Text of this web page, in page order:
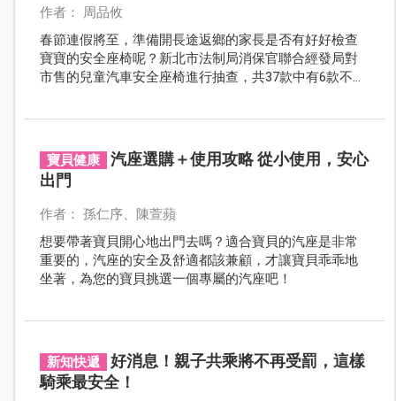
作者： 周品攸
春節連假將至，準備開長途返鄉的家長是否有好好檢查
寶寶的安全座椅呢？新北市法制局消保官聯合經發局對
市售的兒童汽車安全座椅進行抽查，共37款中有6款不及
寶貝健康
汽座選購＋使用攻略 從小使用，安心
出門
作者： 孫仁序、陳萱蘋
想要帶著寶貝開心地出門去嗎？適合寶貝的汽座是非常
重要的，汽座的安全及舒適都該兼顧，才讓寶貝乖乖地
坐著，為您的寶貝挑選一個專屬的汽座吧！
新知快遞
好消息！親子共乘將不再受罰，這樣
騎乘最安全！